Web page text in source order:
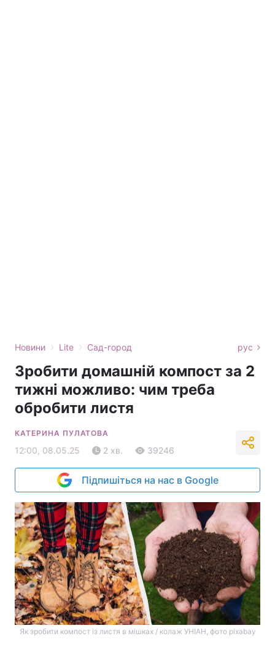
Новини › Lite › Сад-город рус
Зробити домашній компост за 2
тижні можливо: чим треба
обробити листя
КАТЕРИНА ПУЛАТОВА
12:00, 08.05.25 2 хв. 39246
Підпишіться на нас в Google
Як зробити компост із листя в мішках / колаж УНІАН, фото pixabay